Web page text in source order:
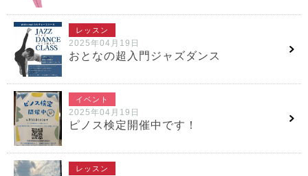
レッスン
2025年04月19日
おとなの超入門ジャズダンス
イベント
2025年04月19日
ピノス検定開催中です！
レッスン